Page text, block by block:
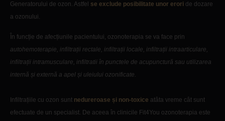
Generatorului de ozon. Astfel se exclude posibilitate unor erori de dozare
a ozonului.
În funcție de afecțiunile pacientului, ozonoterapia se va face prin
autohemoterapie, infiltrații rectale, infiltrații locale, infiltrații intraarticulare,
infiltrații intramusculare, infiltratii în punctele de acupunctură sau utilizarea
internă și externă a apel și uleiului ozonificate.
Infiltrațiile cu ozon sunt nedureroase și non-toxice atâta vreme cât sunt
efectuate de un specialist. De aceea în clinicile Fit4You ozonoterapia este